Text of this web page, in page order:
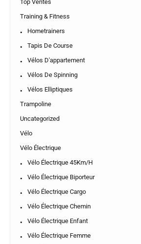
Top Ventes
Training & Fitness
Hometrainers
Tapis De Course
Vélos D'appartement
Vélos De Spinning
Vélos Elliptiques
Trampoline
Uncategorized
Vélo
Vélo Électrique
Vélo Électrique 45Km/h
Vélo Électrique Biporteur
Vélo Électrique Cargo
Vélo Électrique Chemin
Vélo Électrique Enfant
Vélo Électrique Femme